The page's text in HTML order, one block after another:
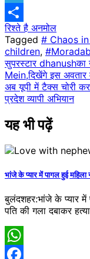
Telegram
Share
रिश्ते है अनमोल
Tagged # Chaos
children,
Post
navigation
सुपरस्टार dhanushका
Mein,दिखेंगे इस अवतार
अब यूपी में टैक्स चोरी
प्रदेश व्यापी अभियान
यह भी पढ़ें
भांजे के प्यार में पागल हुई
बुलंदशहर:भांजे के प्यार में
पति की गला दबाकर
WhatsApp